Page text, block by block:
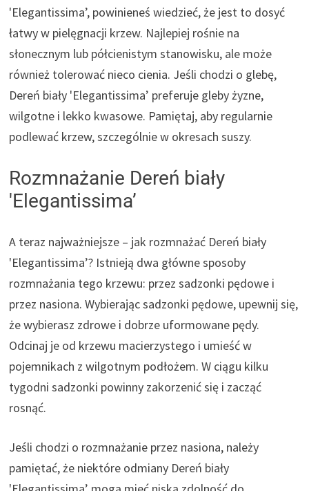
'Elegantissima’, powinieneś wiedzieć, że jest to dosyć
łatwy w pielęgnacji krzew. Najlepiej rośnie na
słonecznym lub półcienistym stanowisku, ale może
również tolerować nieco cienia. Jeśli chodzi o glebę,
Dereń biały 'Elegantissima’ preferuje gleby żyzne,
wilgotne i lekko kwasowe. Pamiętaj, aby regularnie
podlewać krzew, szczególnie w okresach suszy.
Rozmnażanie Dereń biały
'Elegantissima’
A teraz najważniejsze – jak rozmnażać Dereń biały
'Elegantissima’? Istnieją dwa główne sposoby
rozmnażania tego krzewu: przez sadzonki pędowe i
przez nasiona. Wybierając sadzonki pędowe, upewnij się,
że wybierasz zdrowe i dobrze uformowane pędy.
Odcinaj je od krzewu macierzystego i umieść w
pojemnikach z wilgotnym podłożem. W ciągu kilku
tygodni sadzonki powinny zakorzenić się i zacząć
rosnąć.
Jeśli chodzi o rozmnażanie przez nasiona, należy
pamiętać, że niektóre odmiany Dereń biały